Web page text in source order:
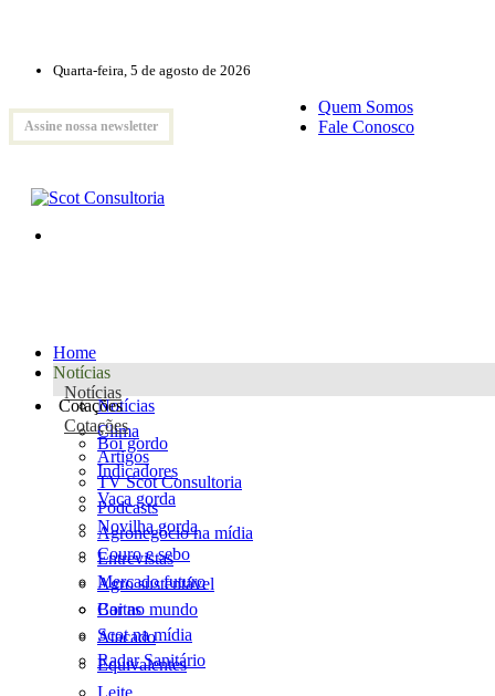
Quarta-feira, 5 de agosto de 2026
Assine nossa newsletter
Quem Somos
Fale Conosco
Home
Notícias
Notícias
Notícias
Clima
Artigos
TV Scot Consultoria
Podcasts
Agronegócio na mídia
Entrevistas
Agro sustentável
Cartas
Scot na mídia
Radar Sanitário
Cotações
Cotações
Boi gordo
Indicadores
Vaca gorda
Novilha gorda
Couro e sebo
Mercado futuro
Boi no mundo
Atacado
Equivalentes
Leite